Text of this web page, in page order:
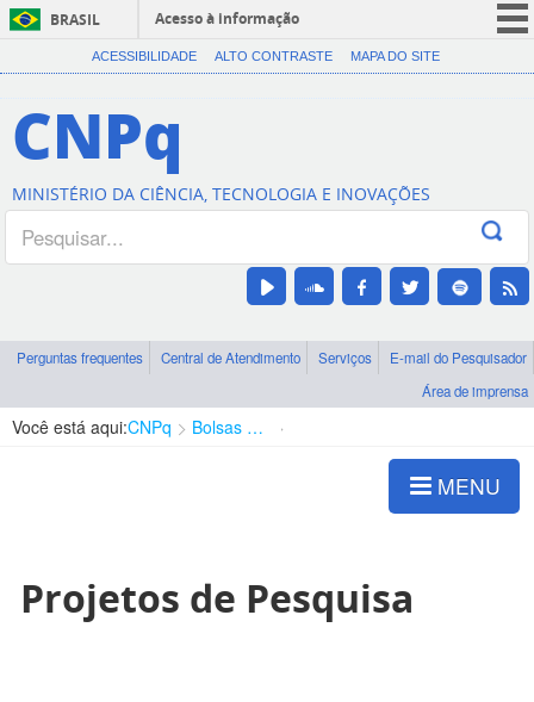
BRASIL
Acesso à informação
CORONAVÍRUS (COVID-19)
Canais
ACESSIBILIDADE ALTO CONTRASTE MAPA DO SITE
CNPq
MINISTÉRIO DA CIÊNCIA, TECNOLOGIA E INOVAÇÕES
Perguntas frequentes Central de Atendimento Serviços
E-mail do Pesquisador
Área de imprensa
Você está aqui:CNPq Bolsas e Auxílios Vigentes
MENU
Projetos de Pesquisa